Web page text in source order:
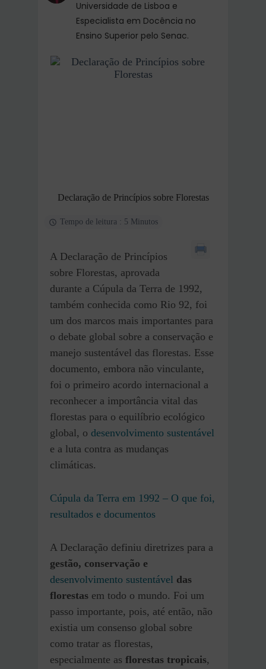
Universidade de Lisboa e
Especialista em Docência no
Ensino Superior pelo Senac.
Declaração de Princípios sobre Florestas
Tempo de leitura : 5 Minutos
A Declaração de Princípios
sobre Florestas, aprovada
durante a Cúpula da Terra de 1992,
também conhecida como Rio 92, foi
um dos marcos mais importantes para
o debate global sobre a conservação e
manejo sustentável das florestas. Esse
documento, embora não vinculante,
foi o primeiro acordo internacional a
reconhecer a importância vital das
florestas para o equilíbrio ecológico
global, o desenvolvimento sustentável
e a luta contra as mudanças
climáticas.
Cúpula da Terra em 1992 – O que foi,
resultados e documentos
A Declaração definiu diretrizes para a
gestão, conservação e
desenvolvimento sustentável das
florestas em todo o mundo. Foi um
passo importante, pois, até então, não
existia um consenso global sobre
como tratar as florestas,
especialmente as florestas tropicais,